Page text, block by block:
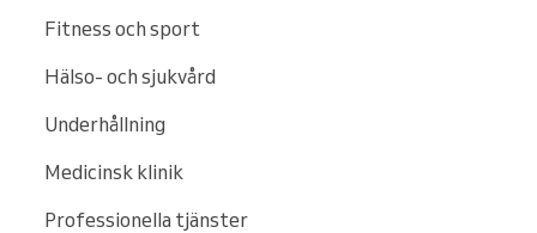
Fitness och sport
Hälso- och sjukvård
Underhållning
Medicinsk klinik
Professionella tjänster